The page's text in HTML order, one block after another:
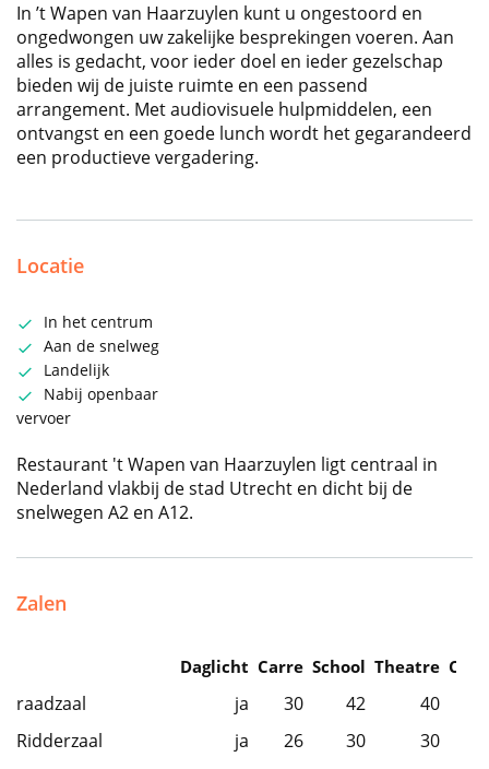
In ’t Wapen van Haarzuylen kunt u ongestoord en
ongedwongen uw zakelijke besprekingen voeren. Aan
alles is gedacht, voor ieder doel en ieder gezelschap
bieden wij de juiste ruimte en een passend
arrangement. Met audiovisuele hulpmiddelen, een
ontvangst en een goede lunch wordt het gegarandeerd
een productieve vergadering.
Locatie
In het centrum
Aan de snelweg
Landelijk
Nabij openbaar
vervoer
Restaurant 't Wapen van Haarzuylen ligt centraal in
Nederland vlakbij de stad Utrecht en dicht bij de
snelwegen A2 en A12.
Zalen
Daglicht Carre School Theatre
raadzaal ja 30 42
40
Ridderzaal
ja 26 30
30